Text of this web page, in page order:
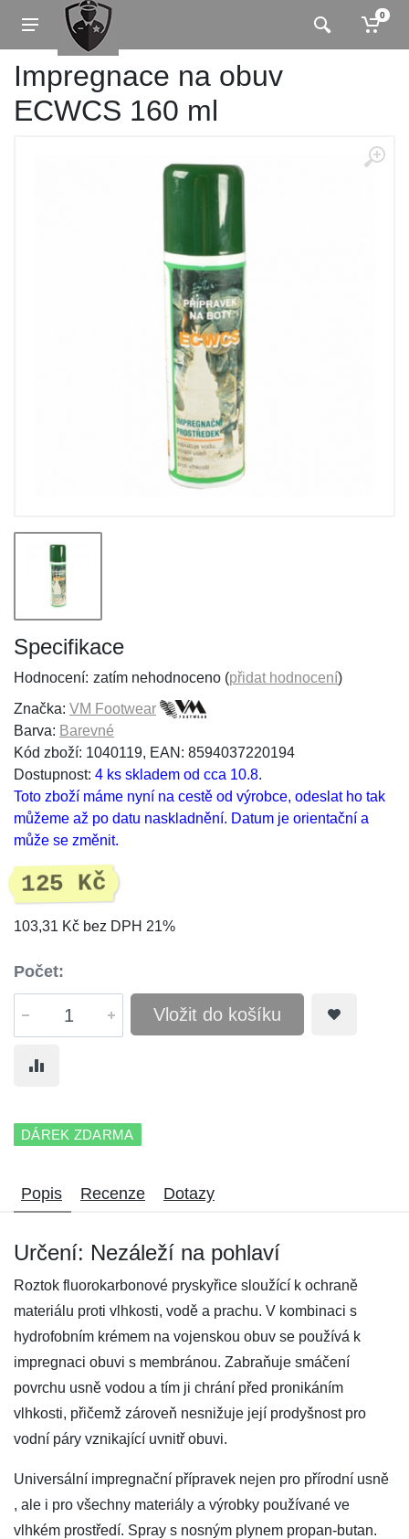
0
Impregnace na obuv
ECWCS 160 ml
Specifikace
Hodnocení: zatím nehodnoceno (přidat hodnocení)
Značka: VM Footwear
Barva: Barevné
Kód zboží: 1040119, EAN: 8594037220194
Dostupnost: 4 ks skladem od cca 10.8.
Toto zboží máme nyní na cestě od výrobce, odeslat ho tak
můžeme až po datu naskladnění. Datum je orientační a
může se změnit.
125 Kč
103,31 Kč bez DPH 21%
Počet:
Vložit do košíku
DÁREK ZDARMA
Popis Recenze Dotazy
Určení: Nezáleží na pohlaví
Roztok fluorokarbonové pryskyřice sloužící k ochraně
materiálu proti vlhkosti, vodě a prachu. V kombinaci s
hydrofobním krémem na vojenskou obuv se používá k
impregnaci obuvi s membránou. Zabraňuje smáčení
povrchu usně vodou a tím ji chrání před pronikáním
vlhkosti, přičemž zároveň nesnižuje její prodyšnost pro
vodní páry vznikající uvnitř obuvi.
Universální impregnační přípravek nejen pro přírodní usně
, ale i pro všechny materiály a výrobky používané ve
vlhkém prostředí. Spray s nosným plynem propan-butan.